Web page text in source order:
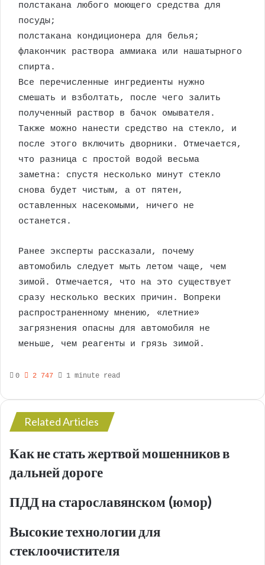
полстакана любого моющего средства для
посуды;
полстакана кондиционера для белья;
флакончик раствора аммиака или нашатырного
спирта.
Все перечисленные ингредиенты нужно
смешать и взболтать, после чего залить
полученный раствор в бачок омывателя.
Также можно нанести средство на стекло, и
после этого включить дворники. Отмечается,
что разница с простой водой весьма
заметна: спустя несколько минут стекло
снова будет чистым, а от пятен,
оставленных насекомыми, ничего не
останется.
Ранее эксперты рассказали, почему
автомобиль следует мыть летом чаще, чем
зимой. Отмечается, что на это существует
сразу несколько веских причин. Вопреки
распространенному мнению, «летние»
загрязнения опасны для автомобиля не
меньше, чем реагенты и грязь зимой.
0 2 747 1 minute read
Related Articles
Как не стать жертвой мошенников в
дальней дороге
ПДД на старославянском (юмор)
Высокие технологии для
стеклоочистителя